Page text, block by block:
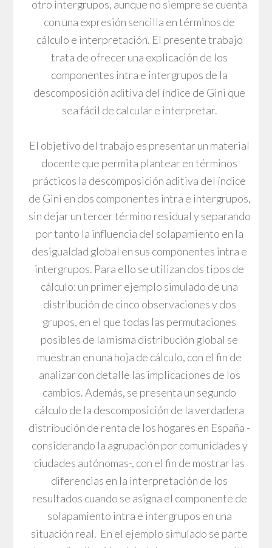
otro intergrupos, aunque no siempre se cuenta
con una expresión sencilla en términos de
cálculo e interpretación. El presente trabajo
trata de ofrecer una explicación de los
componentes intra e intergrupos de la
descomposición aditiva del índice de Gini que
sea fácil de calcular e interpretar.
El objetivo del trabajo es presentar un material
docente que permita plantear en términos
prácticos la descomposición aditiva del índice
de Gini en dos componentes intra e intergrupos,
sin dejar un tercer término residual y separando
por tanto la influencia del solapamiento en la
desigualdad global en sus componentes intra e
intergrupos. Para ello se utilizan dos tipos de
cálculo: un primer ejemplo simulado de una
distribución de cinco observaciones y dos
grupos, en el que todas las permutaciones
posibles de la misma distribución global se
muestran en una hoja de cálculo, con el fin de
analizar con detalle las implicaciones de los
cambios. Además, se presenta un segundo
cálculo de la descomposición de la verdadera
distribución de renta de los hogares en España -
considerando la agrupación por comunidades y
ciudades autónomas-, con el fin de mostrar las
diferencias en la interpretación de los
resultados cuando se asigna el componente de
solapamiento intra e intergrupos en una
situación real. En el ejemplo simulado se parte